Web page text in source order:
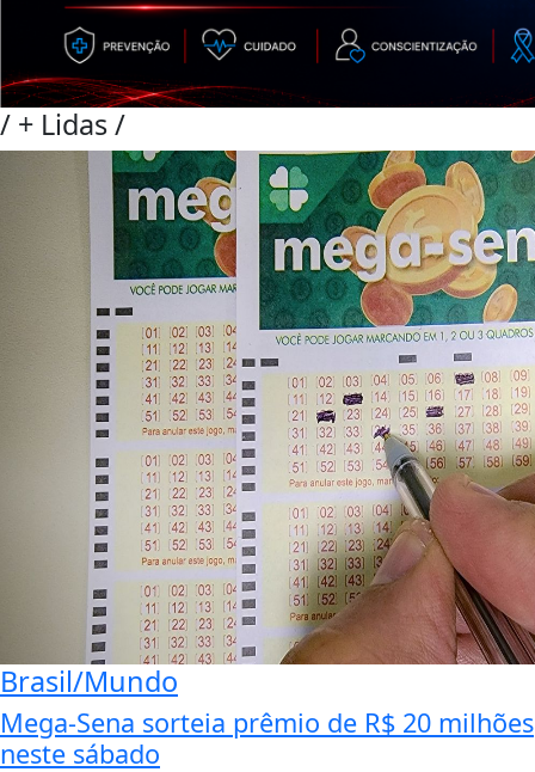
/ + Lidas/
Brasil/Mundo
Mega-Sena sorteia prêmio de R$ 20 milhões
neste sábado